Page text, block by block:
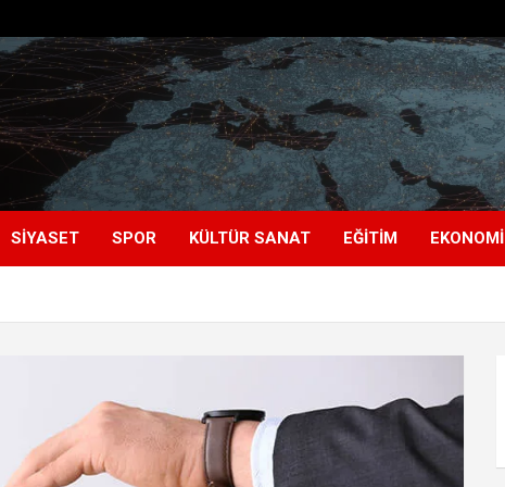
SIYASET SPOR KÜLTÜR SANAT EĞITIM EKONOMI